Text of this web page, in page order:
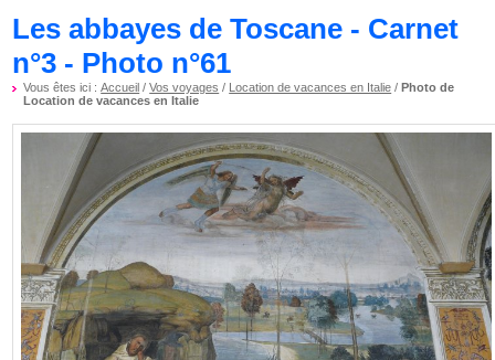
Les abbayes de Toscane - Carnet
n°3 - Photo n°61
Vous êtes ici :Accueil /Vos voyages / Location de vacances en Italie /Photo de
Location de vacances en Italie